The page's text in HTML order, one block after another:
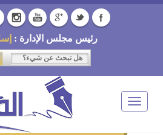
رئيس مجلس الإدارة :
Toggle
navigation